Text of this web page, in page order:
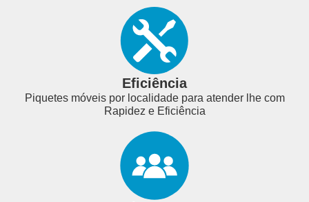
Eficiência
Piquetes móveis por localidade para atender lhe com
Rapidez e Eficiência